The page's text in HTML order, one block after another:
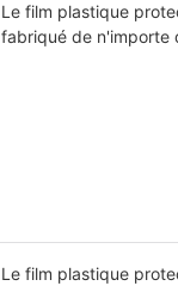
Le film plastique
fabriqué de n'importe
Le film plastique